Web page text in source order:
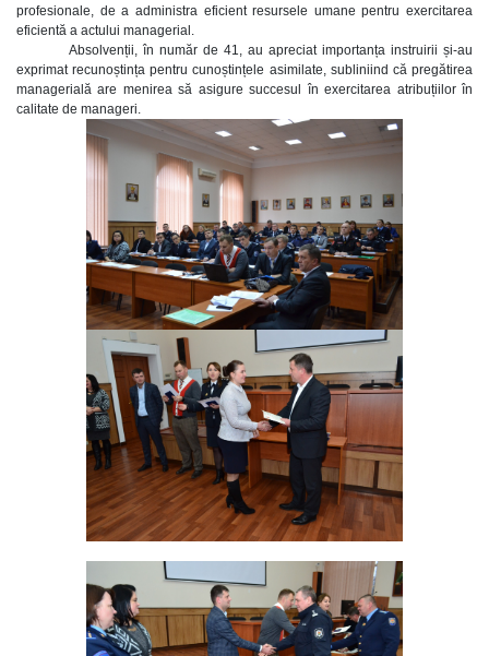
profesionale, de a administra eficient resursele umane pentru exercitarea
eficientă a actului managerial.
Absolvenții, în număr de 41, au apreciat importanța instruirii și-au
exprimat recunoștința pentru cunoștințele asimilate, subliniind că pregătirea
managerială are menirea să asigure succesul în exercitarea atribuțiilor în
calitate de manageri.